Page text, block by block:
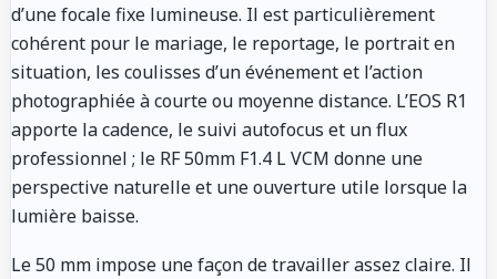
d’une focale fixe lumineuse. Il est particulièrement
cohérent pour le mariage, le reportage, le portrait en
situation, les coulisses d’un événement et l’action
photographiée à courte ou moyenne distance. L’EOS R1
apporte la cadence, le suivi autofocus et un flux
professionnel ; le RF 50mm F1.4 L VCM donne une
perspective naturelle et une ouverture utile lorsque la
lumière baisse.
Le 50 mm impose une façon de travailler assez claire. Il